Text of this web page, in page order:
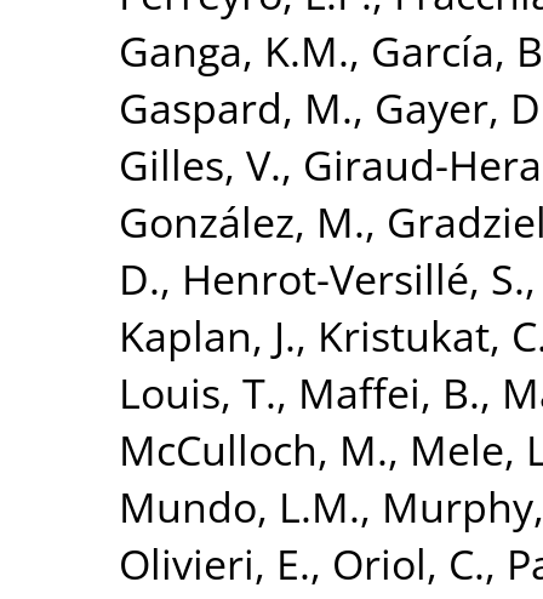
Ganga, K.M., García,
Gaspard, M., Gayer,
Gilles, V., Giraud-
González, M.,
D., Henrot-Versillé, S.
Kaplan, J., Kristukat,
Louis, T., Maffei, B.,
McCulloch, M., Mele,
Mundo, L.M.,
Olivieri, E., Oriol, C.,